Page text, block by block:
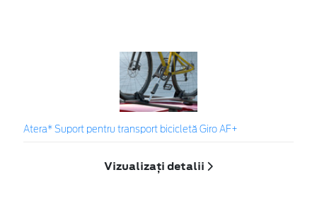
Atera* Suport pentru transport bicicletă Giro AF+
Vizualizați detalii